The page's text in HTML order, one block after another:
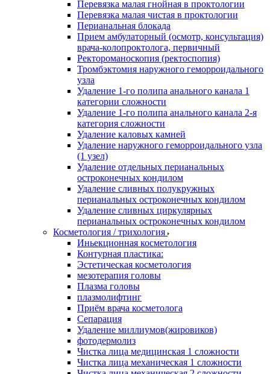
Перевязка малая гнойная в проктологии
Перевязка малая чистая в проктологии
Перианальная блокада
Прием амбулаторный (осмотр, консультация)
врача-колопроктолога, первичный
Ректороманоскопия (ректоспопия)
Тромбэктомия наружного геморроидального
узла
Удаление 1-го полипа анального канала 1
категории сложности
Удаление 1-го полипа анального канала 2-я
категория сложности
Удаление каловых камней
Удаление наружного геморроидального узла
(1 узел)
Удаление отдельных перианальных
остроконечных кондилом
Удаление сливных полукружных
перианальных остроконечных кондилом
Удаление сливных циркулярных
перианальных остроконечных кондилом
Косметология / трихология
Иньекционная косметология
Контурная пластика:
Эстетическая косметология
мезотерапия головы
Плазма головы
плазмолифтинг
Приём врача косметолога
Сепарация
Удаление миллиумов(жировиков)
фотодермолиз
Чистка лица медицинская 1 сложности
Чистка лица механическая 1 сложности